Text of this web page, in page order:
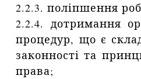
2.2.3. поліпшення
2.2.4. дотримання
процедур, що є
законності та
права;